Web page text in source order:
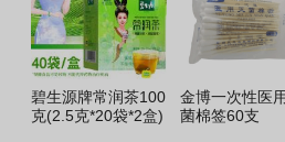
碧生源牌常润茶100
克(2.5克*20袋*2盒)
金博一次性医
菌棉签60支